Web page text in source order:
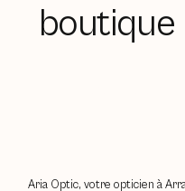
boutique
Aria Optic, votre opticien à